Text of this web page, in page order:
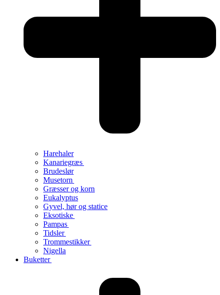
Harehaler
Kanariegræs
Brudeslør
Musetorn
Græsser og korn
Eukalyptus
Gyvel, hør og statice
Eksotiske
Pampas
Tidsler
Trommestikker
Nigella
Buketter